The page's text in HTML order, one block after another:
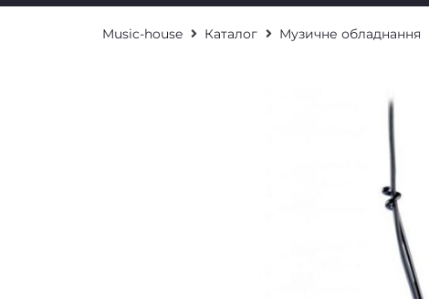
Music-house Каталог Музичне обладнання